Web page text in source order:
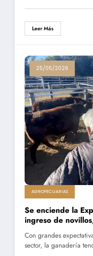
Leer Más
25/05/2026
AGROPECUARIAS
Se enciende la
ingreso de
Con grandes
sector, la ganadería